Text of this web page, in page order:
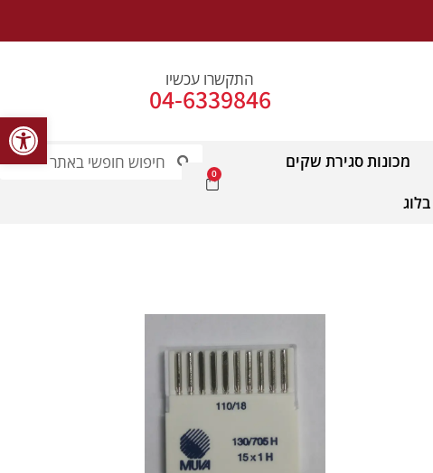
התקשרו עכשיו
04-6339846
0
מכונות סגירת שקים
בלוג
פתח